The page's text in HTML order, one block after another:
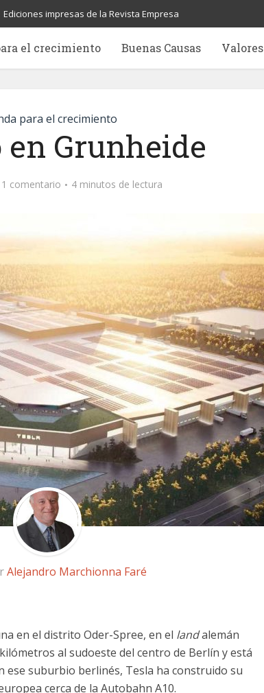
Ediciones impresas de la Revista Empresa
el crecimiento Buenas Causas Valores
para el crecimiento
Grunheide
1 comentario 4 minutos de lectura
Alejandro Marchionna Faré
en el distrito Oder-Spree, en el landalemán
al sudoeste del centro de Berlín y está
ese suburbio berlinés, Tesla ha construido su
cerca de la Autobahn A10.